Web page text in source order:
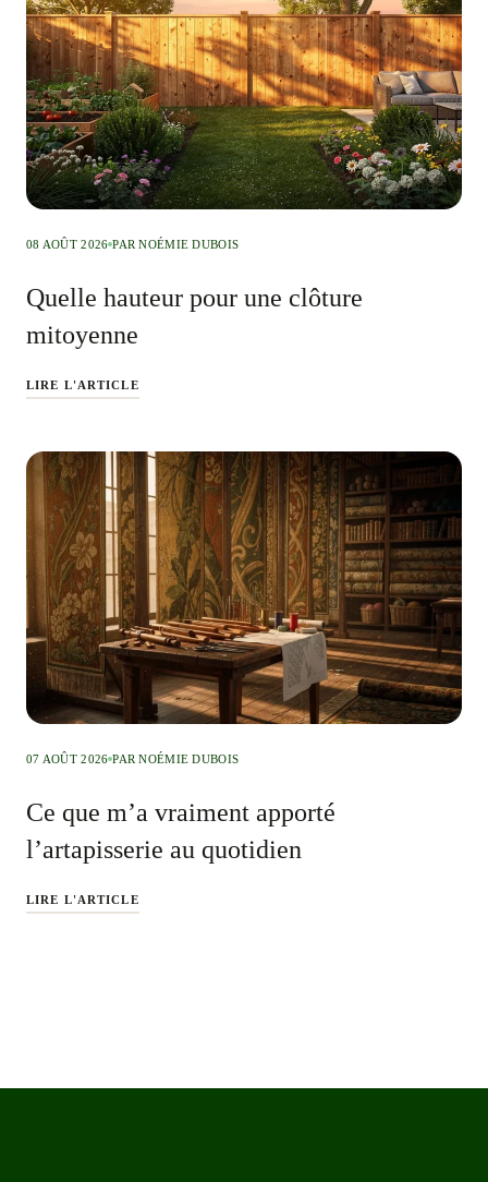
08 AOÛT 2026 PAR NOÉMIE DUBOIS
Quelle hauteur pour une clôture
mitoyenne
LIRE L'ARTICLE
07 AOÛT 2026 PAR NOÉMIE DUBOIS
Ce que m’a vraiment apporté
l’artapisserie au quotidien
LIRE L'ARTICLE